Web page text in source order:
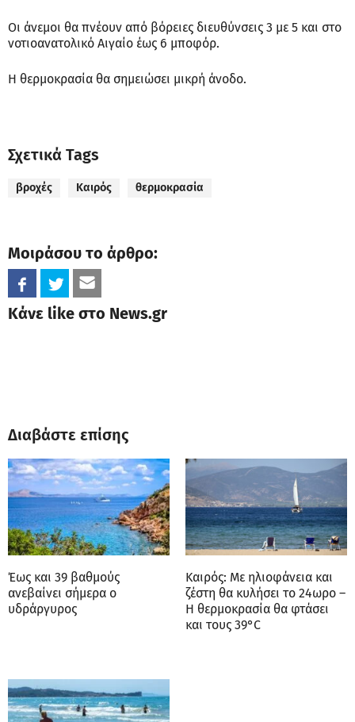
Οι άνεμοι θα πνέουν από βόρειες διευθύνσεις 3 με 5 και στο
νοτιοανατολικό Αιγαίο έως 6 μποφόρ.
Η θερμοκρασία θα σημειώσει μικρή άνοδο.
Σχετικά Tags
βροχές Καιρός θερμοκρασία
Μοιράσου το άρθρο:
Κάνε like στο News.gr
Διαβάστε επίσης
Έως και 39 βαθμούς
ανεβαίνει σήμερα ο
υδράργυρος
Καιρός: Με ηλιοφάνεια και
ζέστη θα κυλήσει το 24ωρο –
Η θερμοκρασία θα φτάσει
και τους 39°C